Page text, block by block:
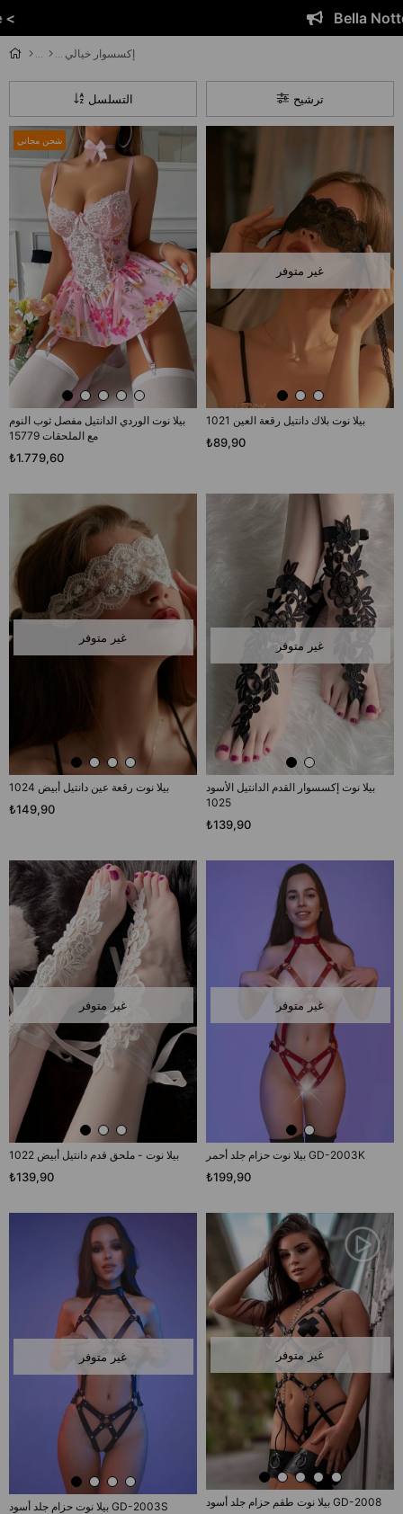
إكسسوار خيالي
ترشيح التسلسل
بيلا نوت الوردي الدانتيل مفصل ثوب النوم
مع الملحقات 15779
₺1.779,60
شحن مجاني
غير متوفر
بيلا نوت بلاك دانتيل رقعة العين 1021
₺89,90
غير متوفر
بيلا نوت رقعة عين دانتيل أبيض 1024
₺149,90
غير متوفر
بيلا نوت إكسسوار القدم الدانتيل الأسود
1025
₺139,90
غير متوفر
بيلا نوت - ملحق قدم دانتيل أبيض 1022
₺139,90
غير متوفر
بيلا نوت حزام جلد أحمر GD-2003K
₺199,90
غير متوفر
بيلا نوت حزام جلد أسود GD-2003S
غير متوفر
بيلا نوت طقم حزام جلد أسود GD-2008